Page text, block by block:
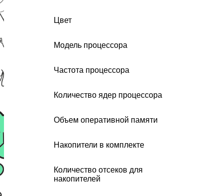
Цвет
Модель процессора
Частота процессора
Количество ядер процессора
Объем оперативной памяти
Накопители в комплекте
Количество отсеков для
накопителей